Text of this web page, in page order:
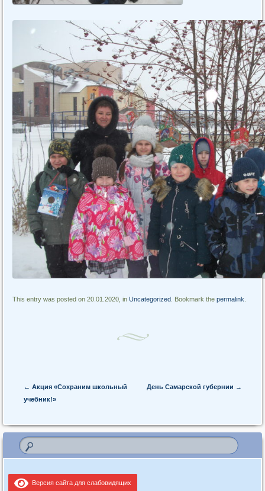
This entry was posted on 20.01.2020, inUncategorized . Bookmark thepermalink
Post navigation
← Акция «Сохраним школьный
учебник!»
День Самарской губернии →
Версия сайта для слабовидящих